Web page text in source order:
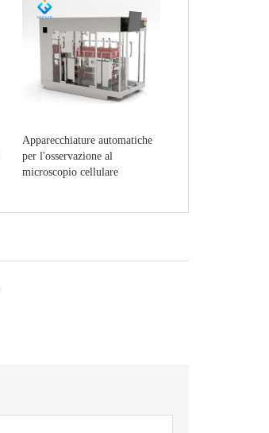
Apparecchiature automatiche
per l'osservazione al
microscopio cellulare